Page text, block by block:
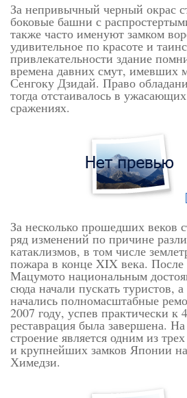
За непривычный черный окрас
боковые башни с
также часто именуют замком
удивительное по красоте и
привлекательности здание
времена давних смут, имевших
Сенгоку Дзидай. Право
тогда отстаивалось в
сражениях.
За несколько прошедших веков
ряд изменений по причине
катаклизмов, в том числе
пожара в конце XIX века. После
Мацумото национальным
сюда начали пускать туристов,
начались полномасштабные
2007 году, успев практически
реставрация была завершена.
строение является одним из
и крупнейших замков Японии
Химедзи.